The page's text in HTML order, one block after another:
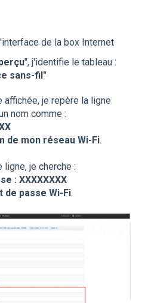
de la box Internet
", j'identifie le tableau :
sans-fil"
affichée, je repère la ligne
nom comme :
de mon réseau Wi‑Fi.
ligne, je cherche :
: XXXXXXXX
de passe Wi‑Fi.